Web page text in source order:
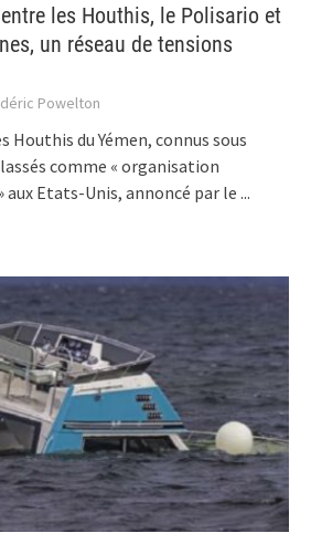
les Houthis, le Polisario et
un réseau de tensions
Powelton
Houthis du Yémen, connus sous
comme « organisation
Etats-Unis, annoncé par le ...